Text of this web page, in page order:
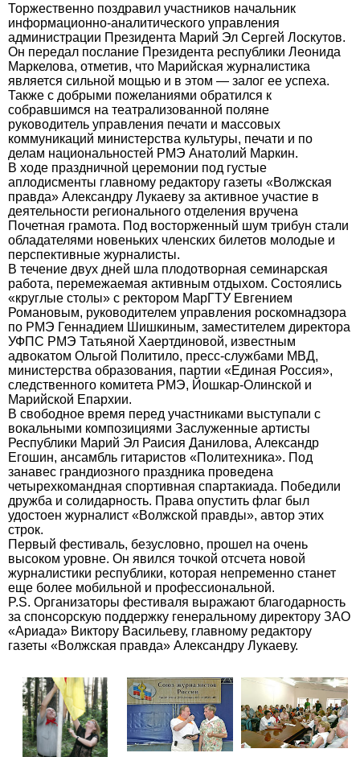
Торжественно поздравил участников начальник
информационно-аналитического управления
администрации Президента Марий Эл Сергей Лоскутов.
Он передал послание Президента республики Леонида
Маркелова, отметив, что Марийская журналистика
является сильной мощью и в этом — залог ее успеха.
Также с добрыми пожеланиями обратился к
собравшимся на театрализованной поляне
руководитель управления печати и массовых
коммуникаций министерства культуры, печати и по
делам национальностей РМЭ Анатолий Маркин.
В ходе праздничной церемонии под густые
аплодисменты главному редактору газеты «Волжская
правда» Александру Лукаеву за активное участие в
деятельности регионального отделения вручена
Почетная грамота. Под восторженный шум трибун стали
обладателями новеньких членских билетов молодые и
перспективные журналисты.
В течение двух дней шла плодотворная семинарская
работа, перемежаемая активным отдыхом. Состоялись
«круглые столы» с ректором МарГТУ Евгением
Романовым, руководителем управления роскомнадзора
по РМЭ Геннадием Шишкиным, заместителем директора
УФПС РМЭ Татьяной Хаертдиновой, известным
адвокатом Ольгой Политило, пресс-службами МВД,
министерства образования, партии «Единая Россия»,
следственного комитета РМЭ, Йошкар-Олинской и
Марийской Епархии.
В свободное время перед участниками выступали с
вокальными композициями Заслуженные артисты
Республики Марий Эл Раисия Данилова, Александр
Егошин, ансамбль гитаристов «Политехника». Под
занавес грандиозного праздника проведена
четырехкомандная спортивная спартакиада. Победили
дружба и солидарность. Права опустить флаг был
удостоен журналист «Волжской правды», автор этих
строк.
Первый фестиваль, безусловно, прошел на очень
высоком уровне. Он явился точкой отсчета новой
журналистики республики, которая непременно станет
еще более мобильной и профессиональной.
P.S. Организаторы фестиваля выражают благодарность
за спонсорскую поддержку генеральному директору ЗАО
«Ариада» Виктору Васильеву, главному редактору
газеты «Волжская правда» Александру Лукаеву.